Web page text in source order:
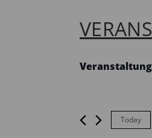
Today